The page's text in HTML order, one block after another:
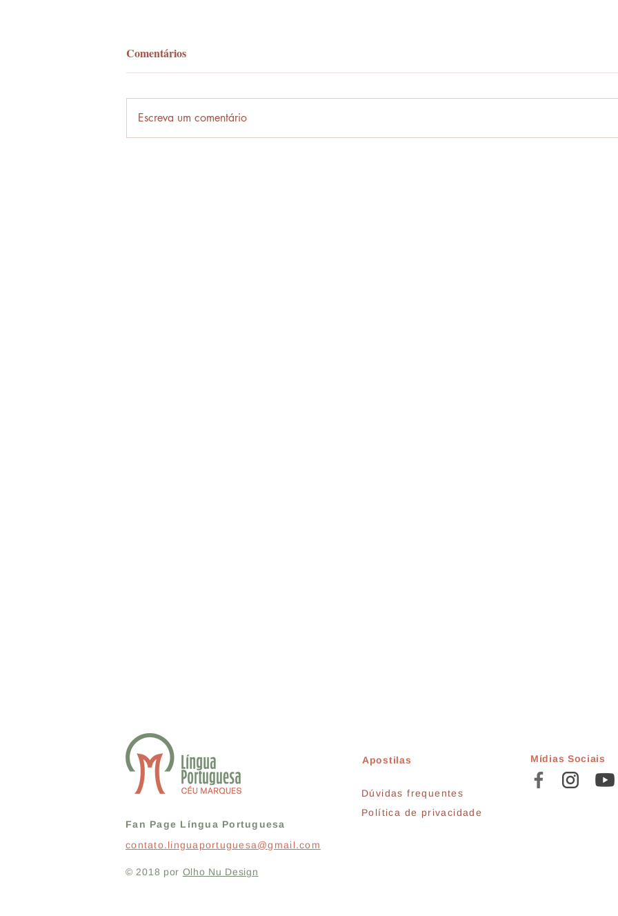
Palavra-ônibus
Em frente ou enfrente?
Comentários
Escreva um comentário
Fan Page Língua Portuguesa
contato.linguaportuguesa@gmail.com
Apostilas
Dúvidas frequentes
Política de privacidade
Mídias Sociais
© 2018 por Olho Nu Design